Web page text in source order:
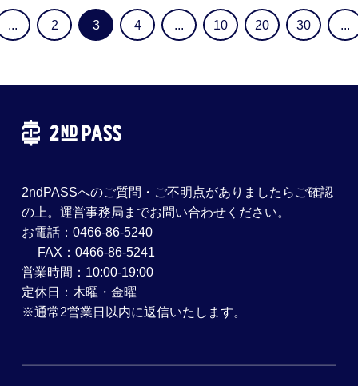
... 2 3 4 ... 10 20 30 ...
2ndPASSへのご質問・ご不明点がありましたらご確認
の上。運営事務局までお問い合わせください。
お電話：0466-86-5240
FAX：0466-86-5241
営業時間：10:00-19:00
定休日：木曜・金曜
※通常2営業日以内に返信いたします。